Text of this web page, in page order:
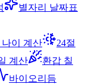
별자리 날짜표
나이 계산
24절
계산
환갑 칠
바이오리듬